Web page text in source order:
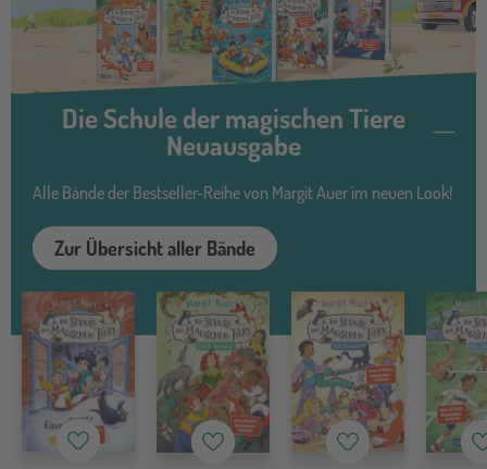
Die Schule der magischen Tiere
Neuausgabe
Alle Bände der Bestseller-Reihe von Margit Auer im neuen Look!
Zur Übersicht aller Bände
Merkzettel Merkzettel Merkzettel